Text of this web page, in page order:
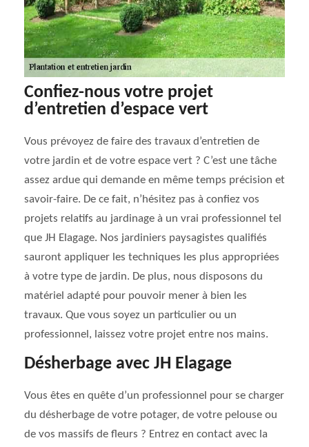
Confiez-nous votre projet
d’entretien d’espace vert
Vous prévoyez de faire des travaux d’entretien de
votre jardin et de votre espace vert ? C’est une tâche
assez ardue qui demande en même temps précision et
savoir-faire. De ce fait, n’hésitez pas à confiez vos
projets relatifs au jardinage à un vrai professionnel tel
que JH Elagage. Nos jardiniers paysagistes qualifiés
sauront appliquer les techniques les plus appropriées
à votre type de jardin. De plus, nous disposons du
matériel adapté pour pouvoir mener à bien les
travaux. Que vous soyez un particulier ou un
professionnel, laissez votre projet entre nos mains.
Désherbage avec JH Elagage
Vous êtes en quête d’un professionnel pour se charger
du désherbage de votre potager, de votre pelouse ou
de vos massifs de fleurs ? Entrez en contact avec la